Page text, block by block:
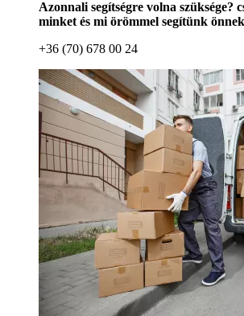
Azonnali segítségre volna szüksége?
minket és mi örömmel segítünk
+36 (70) 678 00 24